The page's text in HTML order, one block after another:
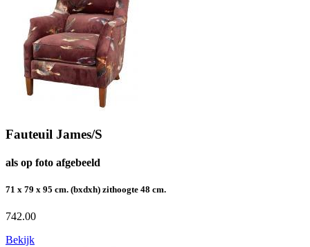
Fauteuil James/S
als op foto afgebeeld
71 x 79 x 95 cm. (bxdxh) zithoogte 48 cm.
742.00
Bekijk